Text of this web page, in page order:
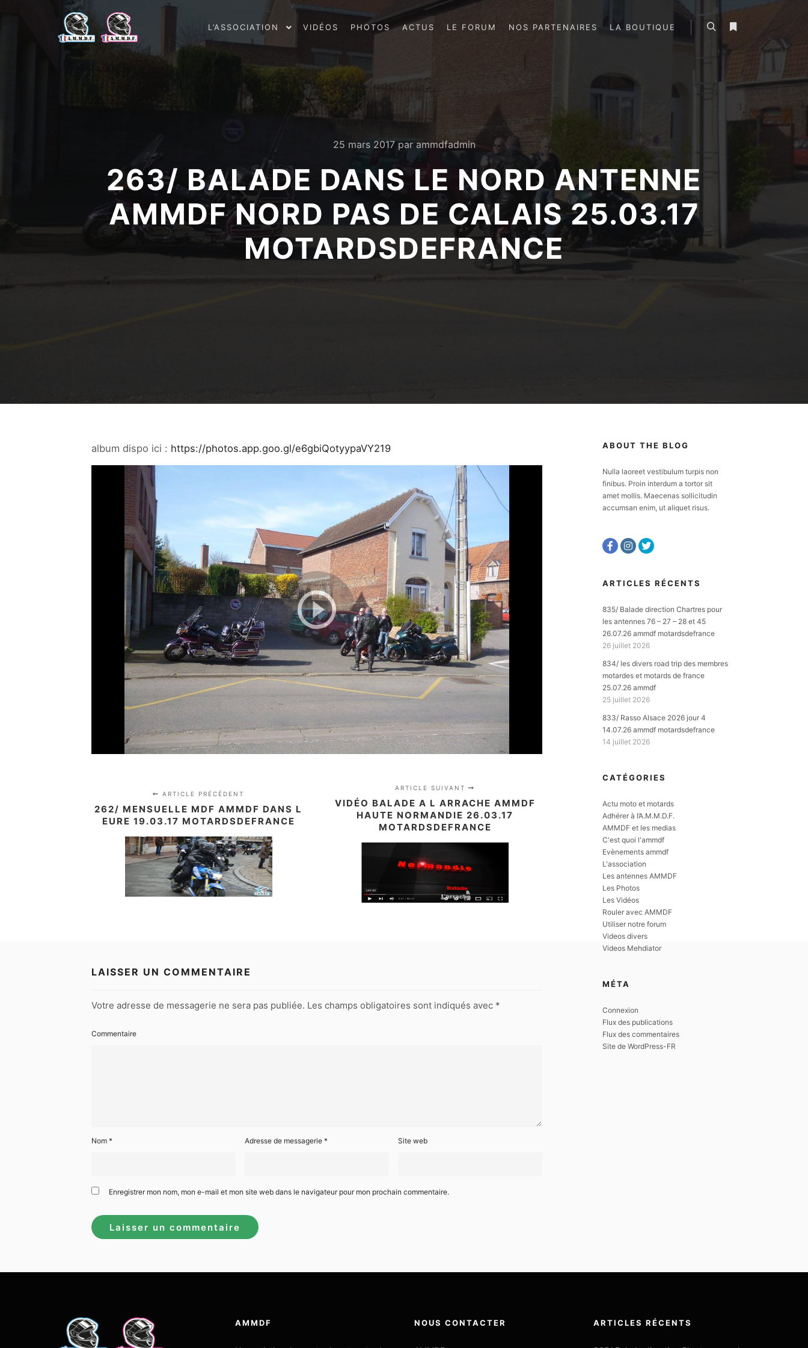
L’ASSOCIATION VIDÉOS PHOTOS ACTUS LE FORUM NOS PARTENAIRES LA BOUTIQUE
Plus d’infos
25 mars 2017par ammdfadmin
263/ BALADE DANS LE NORD ANTENNE
AMMDF NORD PAS DE CALAIS 25.03.17
MOTARDSDEFRANCE
album dispo ici : https://photos.app.goo.gl/e6gbiQotyypaVY219
ARTICLE PRÉCÉDENT
262/ MENSUELLE MDF AMMDF DANS L
EURE 19.03.17 MOTARDSDEFRANCE
ARTICLE SUIVANT
VIDÉO BALADE A L ARRACHE AMMDF
HAUTE NORMANDIE 26.03.17
MOTARDSDEFRANCE
LAISSER UN COMMENTAIRE
Votre adresse de messagerie ne sera pas publiée. Les champs obligatoires sont indiqués avec *
Commentaire
Nom * Adresse de messagerie * Site web
Enregistrer mon nom, mon e-mail et mon site web dans le navigateur pour mon prochain commentaire.
ABOUT THE BLOG
Nulla laoreet vestibulum turpis non
finibus. Proin interdum a tortor sit
amet mollis. Maecenas sollicitudin
accumsan enim, ut aliquet risus.
ARTICLES RÉCENTS
835/ Balade direction Chartres pour
les antennes 76 – 27 – 28 et 45
26.07.26 ammdf motardsdefrance
26 juillet 2026
834/ les divers road trip des membres
motardes et motards de france
25.07.26 ammdf
25 juillet 2026
833/ Rasso Alsace 2026 jour 4
14.07.26 ammdf motardsdefrance
14 juillet 2026
CATÉGORIES
Actu moto et motards
Adhérer à l’A.M.M.D.F.
AMMDF et les medias
C'est quoi l'ammdf
Evènements ammdf
L'association
Les antennes AMMDF
Les Photos
Les Vidéos
Rouler avec AMMDF
Utiliser notre forum
Videos divers
Videos Mehdiator
MÉTA
Connexion
Flux des publications
Flux des commentaires
Site de WordPress-FR
AMMDF NOUS CONTACTER ARTICLES RÉCENTS